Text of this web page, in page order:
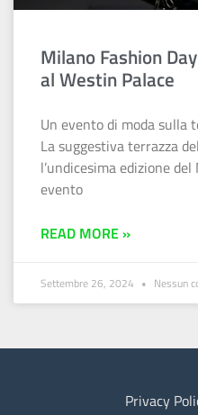
Milano Fashion
al Westin Palace
Un evento di moda sulla
La suggestiva terrazza
l’undicesima edizione
evento
READ MORE »
Settembre 26, 2024 Nessun
Privacy